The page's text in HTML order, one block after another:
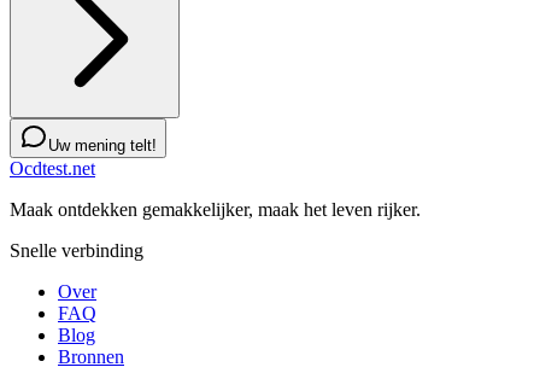
Uw mening telt!
Ocdtest.net
Maak ontdekken gemakkelijker, maak het leven rijker.
Snelle verbinding
Over
FAQ
Blog
Bronnen